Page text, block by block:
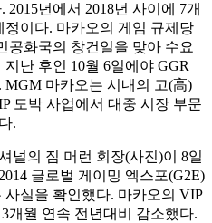
년에서 2018년 사이에 7개
이다. 마카오의 게임 규제당
공화국의 창건일을 맞아 수요
난 후인 10월 6일에야 GGR
마카오는 시내의 고(高)
도박 사업에서 대중 시장 부문
.
널의 짐 머런 회장(사진)이 8일
글로벌 게이밍 엑스포(G2E)
실을 확인했다. 마카오의 VIP
개월 연속 전년대비 감소했다.